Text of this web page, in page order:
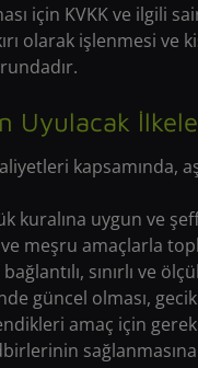
için KVKK ve ilgili
olarak işlenmesi
Uyulacak
kapsamında,
kuralına uygun ve
meşru amaçlarla
sınırlı ve
güncel olması,
amaç için